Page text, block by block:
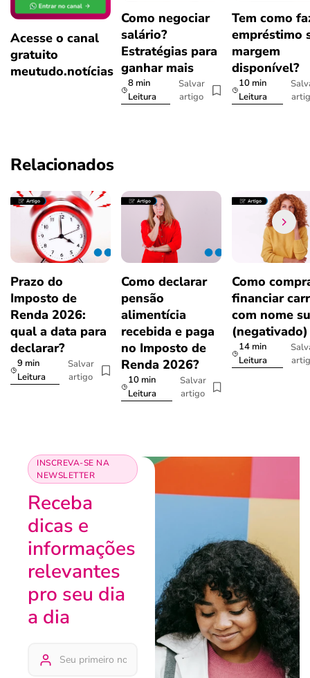
Acesse o canal
gratuito
meutudo.notícias
Como negociar
salário?
Estratégias para
ganhar mais
8 min
Leitura
Salvar
artigo
Tem como
empréstimo
margem
disponível?
10 min
Leitura
Relacionados
Prazo do
Imposto de
Renda 2026:
qual a data para
declarar?
9 min
Leitura
Salvar
artigo
Como declarar
pensão
alimentícia
recebida e paga
no Imposto de
Renda 2026?
10 min
Leitura
Salvar
artigo
Como
financiar
com nome
(negativado)
14 min
Leitura
INSCREVA-SE NA
NEWSLETTER
Receba
dicas e
informações
relevantes
pro seu dia
a dia